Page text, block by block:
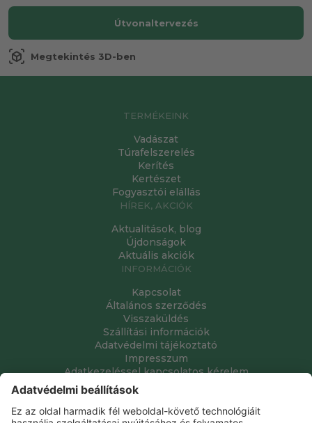
Útvonaltervezés
view_in_ar Megtekintés 3D-ben
TERMÉKEINK
Vadászat
Túrafelszerelés
Kerítés
Kertészet
Fogyasztói elállás
HÍREK, AKCIÓK
Aktualitások, blog
Újdonságok
Aktuális akciók
INFORMÁCIÓK
Kapcsolat
Általános szerződés
Visszaküldés
Szállítási információk
Adatvédelmi tájékoztató
Impresszum
Adatkezeléssel kapcsolatos kérelem